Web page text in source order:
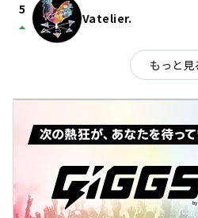
5
arrow_drop_up Vatelier.
もっと見